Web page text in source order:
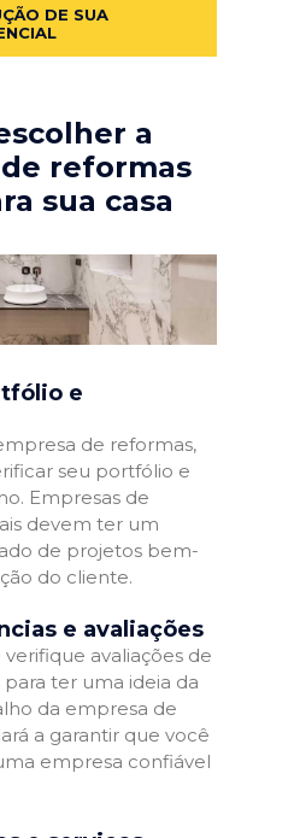
DE SUA
a
reformas
sua casa
e
de reformas,
seu portfólio e
Empresas de
devem ter um
de projetos bem-
do cliente.
e avaliações
avaliações de
ter uma ideia da
da empresa de
a garantir que você
empresa confiável